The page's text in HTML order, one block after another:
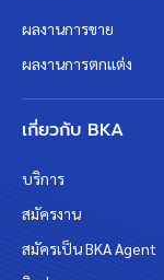
ผลงานการขาย
ผลงานการตกแต่ง
เกี่ยวกับ BKA
บริการ
สมัครงาน
สมัครเป็น BKA Agent